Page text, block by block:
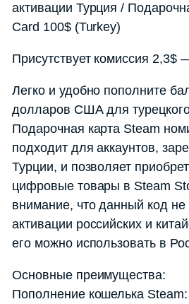
активации Турция /
Card 100$ (Turkey)
Присутствует комиссия 2,3$
Легко и удобно пополните
долларов США для
Подарочная карта Steam
подходит для аккаунтов,
Турции, и позволяет
цифровые товары в Steam
внимание, что данный код
активации российских и
его можно использовать в
Основные преимущества:
Пополнение кошелька